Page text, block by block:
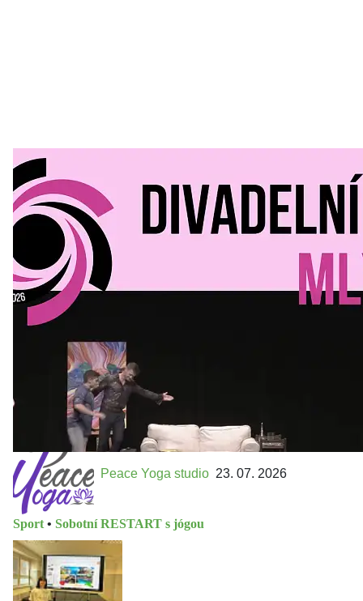
Divadelní Mlýn 30. 07. 2026
Kultura a volný čas
Divadelní mlýn. 15. až 18. října KD
MLEJN. Vstupenky již v prodeji.
Přijďte na přátelský festival divadla a inspirace 15. až 18.
října 2026 Vstupenky již v prodeji na GOOUT -
https://divadelnimlyn.cz/vstupenky Představ si čtyři dny
Peace Yoga studio 23. 07. 2026
Sport • Sobotní RESTART s jógou